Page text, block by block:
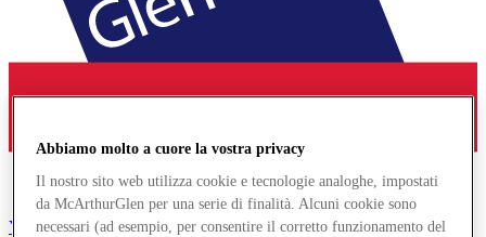
YorkDesigner Outlet
Abbiamo molto a cuore la vostra privacy
Il nostro sito web utilizza cookie e tecnologie analoghe, impostati
da McArthurGlen per una serie di finalità. Alcuni cookie sono
necessari (ad esempio, per consentire il corretto funzionamento del